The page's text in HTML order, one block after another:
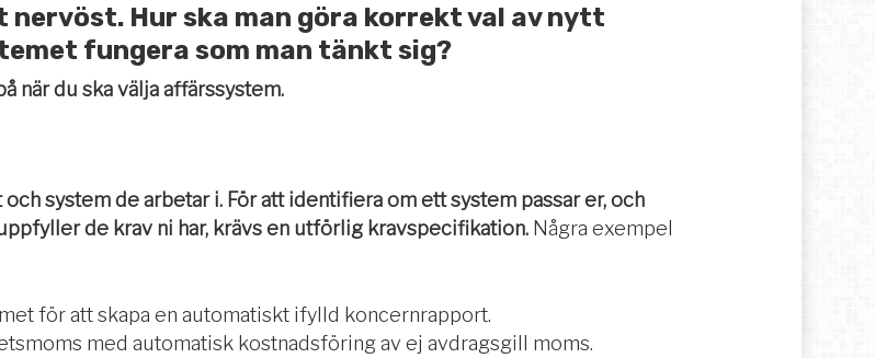
Hur ska man göra korrekt val av nytt
fungera som man tänkt sig?
när du ska välja affärssystem.
system de arbetar i. För att identifiera om ett system passar er, och
de krav ni har, krävs en utförlig kravspecifikation. Några exempel
för att skapa en automatiskt ifylld koncernrapport.
med automatisk kostnadsföring av ej avdragsgill moms.